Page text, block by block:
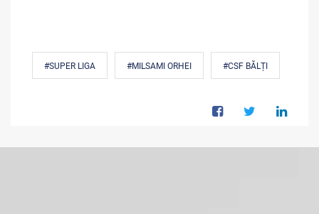
#SUPER LIGA #MILSAMI ORHEI #CSF BĂLȚI